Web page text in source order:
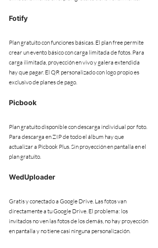
Fotify
Plan gratuito con funciones básicas. El plan free permite
crear un evento básico con carga limitada de fotos. Para
carga ilimitada, proyección en vivo y galera extendida
hay que pagar. El QR personalizado con logo propio es
exclusivo de planes de pago.
Picbook
Plan gratuito disponible con descarga individual por foto.
Para descarga en ZIP de todo el álbum hay que
actualizar a Picbook Plus. Sin proyección en pantalla en el
plan gratuito.
WedUploader
Gratis y conectado a Google Drive. Las fotos van
directamente a tu Google Drive. El problema: los
invitados no ven las fotos de los demás, no hay proyección
en pantalla y no tiene casi ninguna personalización.